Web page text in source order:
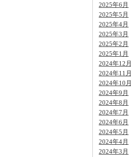
2025年6月
2025年5月
2025年4月
2025年3月
2025年2月
2025年1月
2024年12月
2024年11月
2024年10月
2024年9月
2024年8月
2024年7月
2024年6月
2024年5月
2024年4月
2024年3月